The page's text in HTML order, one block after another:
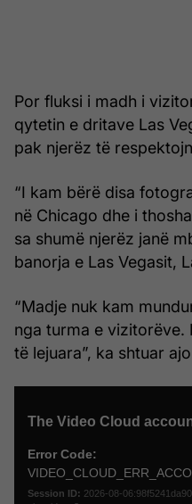
Por fluksi i madh i
qytetin e dritave Las
pak njerëz të
“I kam bërë disa
në Chicago dhe i
sa shumë njerëz janë
banorja e Las Vegasit,
“Madje nuk kam
nga turma e
të lejuara”, ka shtuar